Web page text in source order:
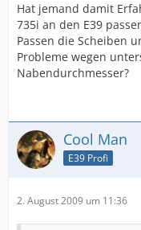
Hat jemand damit
735i an den E39
Passen die Scheiben
Probleme wegen
Nabendurchmesser?
Cool Man
E39 Profi
2. August 2009 um 11:36